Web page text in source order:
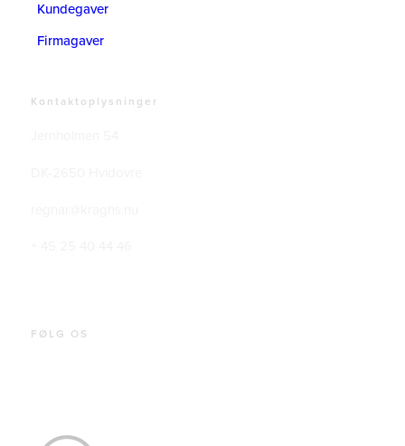
Kundegaver
Firmagaver
Kontaktoplysninger
FØLG OS